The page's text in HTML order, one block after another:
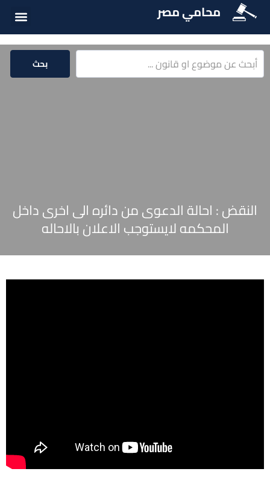
محامي مصر
بحث
النقض : احالة الدعوى من دائره الى اخرى داخل
المحكمه لايستوجب الاعلان بالاحاله